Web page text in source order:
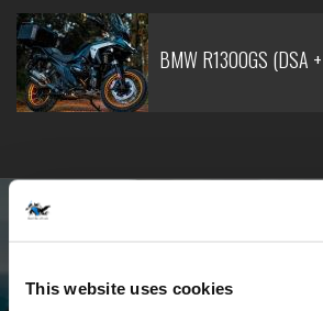
This website uses cookies
BMW R1300GS (DSA
WERDE TEIL UNSERER